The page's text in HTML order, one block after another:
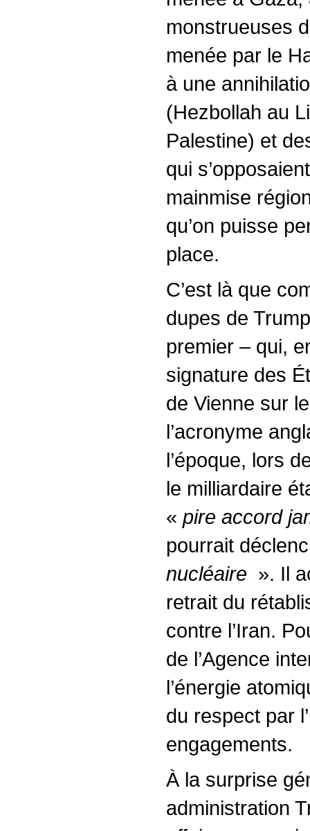
monstrueuses
menée par le
à une
(Hezbollah au
Palestine) et
qui
mainmise
qu’on puisse
place.
C’est là que
dupes de
premier – qui,
signature des
de Vienne sur
l’acronyme
l’époque, lors
le milliardaire
« pire accord
pourrait
nucléaire ». Il
retrait du
contre l’Iran.
de l’Agence
l’énergie
du respect par
engagements.
À la surprise
administration